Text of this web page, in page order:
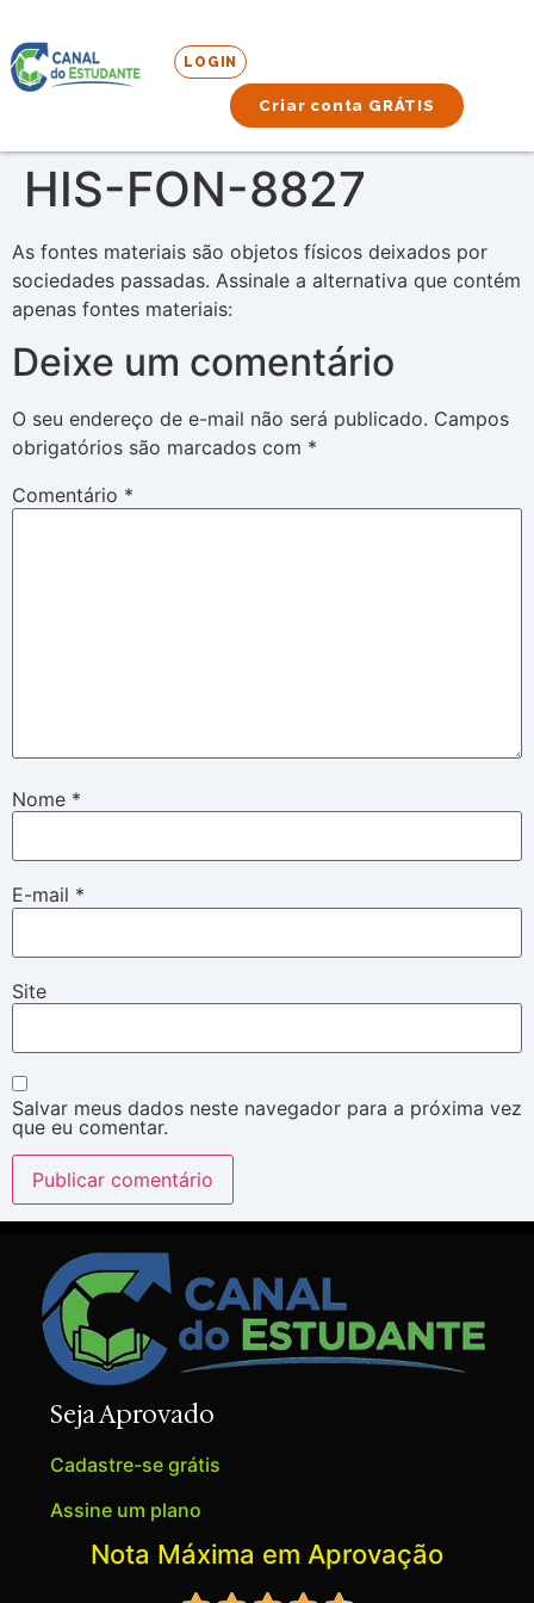
LOGIN
Criar conta GRÁTIS
HIS-FON-8827
As fontes materiais são objetos físicos deixados por
sociedades passadas. Assinale a alternativa que contém
apenas fontes materiais:
Deixe um comentário
O seu endereço de e-mail não será publicado. Campos
obrigatórios são marcados com *
Comentário *
Nome *
E-mail *
Site
Salvar meus dados neste navegador para a próxima vez
que eu comentar.
Seja Aprovado
Cadastre-se grátis
Assine um plano
Nota Máxima em Aprovação